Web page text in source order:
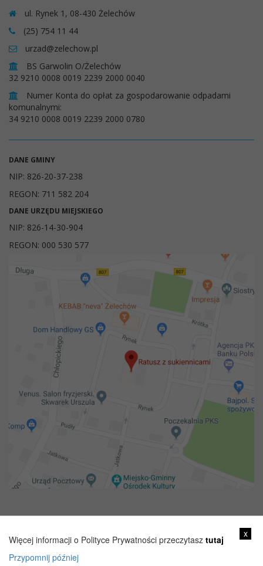
ul. Rynek 1, 08-430 Żelechów
(25) 754 11 44
urzad@zelechow.pl
BS Garwolin O/Żelechów
32 9210 0008 0019 2239 2000 0040
Numer Konta do opłat za gospodarowanie odpadami
komunalnymi:
34 9210 0008 0019 2239 2000 0780
DANE GMINY
NIP: 826-20-37-238
REGON: 711 582 204
DANE URZĘDU MIEJSKIEGO
NIP: 826-14-30-904
REGON: 000 530 577
x
Więcej informacji o Polityce Prywatności przeczytasz tutaj
Przypomnij później